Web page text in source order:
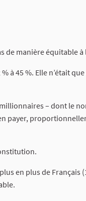
de manière équitable
à 45 %. Elle n’était que
– dont le
payer,
en plus de Français